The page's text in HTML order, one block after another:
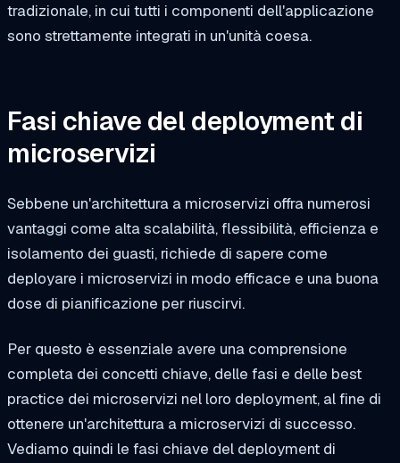
tradizionale, in cui tutti i componenti dell'applicazione
sono strettamente integrati in un'unità coesa.
Fasi chiave del deployment di
microservizi
Sebbene un'architettura a microservizi offra numerosi
vantaggi come alta scalabilità, flessibilità, efficienza e
isolamento dei guasti, richiede di sapere come
deployare i microservizi in modo efficace e una buona
dose di pianificazione per riuscirvi.
Per questo è essenziale avere una comprensione
completa dei concetti chiave, delle fasi e delle best
practice dei microservizi nel loro deployment, al fine di
ottenere un'architettura a microservizi di successo.
Vediamo quindi le fasi chiave del deployment di